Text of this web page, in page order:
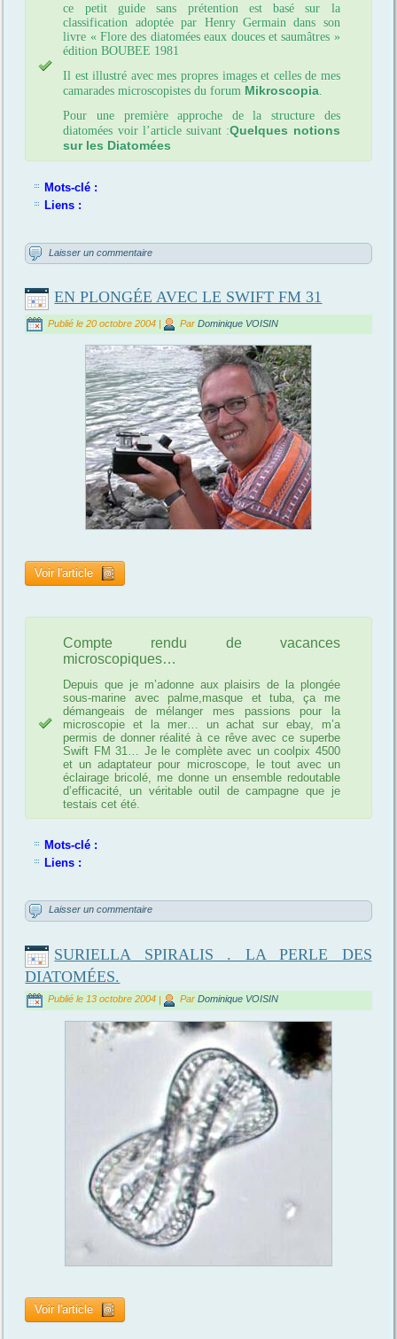
ce petit guide sans prétention est basé sur la
classification adoptée par Henry Germain dans son
livre « Flore des diatomées eaux douces et saumâtres »
édition BOUBEE 1981
Il est illustré avec mes propres images et celles de mes
camarades microscopistes du forum Mikroscopia.
Pour une première approche de la structure des
diatomées voir l’article suivant :Quelques notions
sur les Diatomées
Mots-clé :
Liens :
Laisser un commentaire
EN PLONGÉE AVEC LE SWIFT FM 31
Publié le 20 octobre 2004 | Par Dominique VOISIN
Voir l'article
Compte rendu de vacances
microscopiques…
Depuis que je m’adonne aux plaisirs de la plongée
sous-marine avec palme,masque et tuba, ça me
démangeais de mélanger mes passions pour la
microscopie et la mer… un achat sur ebay, m’a
permis de donner réalité à ce rêve avec ce superbe
Swift FM 31… Je le complète avec un coolpix 4500
et un adaptateur pour microscope, le tout avec un
éclairage bricolé, me donne un ensemble redoutable
d’efficacité, un véritable outil de campagne que je
testais cet été.
Mots-clé :
Liens :
Laisser un commentaire
SURIELLA SPIRALIS . LA PERLE DES
DIATOMÉES.
Publié le 13 octobre 2004 | Par Dominique VOISIN
Voir l'article